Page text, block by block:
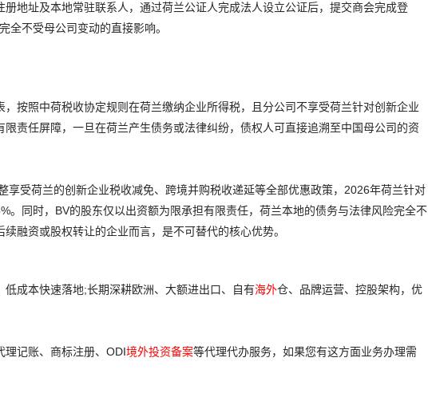
地址及本地常驻联系人，通过荷兰公证人完成法人设立公证后，提交商会完成登
全不受母公司变动的直接影响。
按照中荷税收协定规则在荷兰缴纳企业所得税，且分公司不享受荷兰针对创新企业
责任屏障，一旦在荷兰产生债务或法律纠纷，债权人可直接追溯至中国母公司的资
享受荷兰的创新企业税收减免、跨境并购税收递延等全部优惠政策，2026年荷兰针对
。同时，BV的股东仅以出资额为限承担有限责任，荷兰本地的债务与法律风险完全不
融资或股权转让的企业而言，是不可替代的核心优势。
成本快速落地;长期深耕欧洲、大额进出口、自有海外仓、品牌运营、控股架构，优
理记账、商标注册、ODI境外投资备案等代理代办服务，如果您有这方面业务办理需